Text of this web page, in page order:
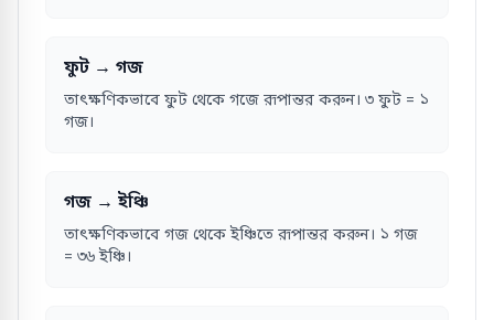
ফুট → গজ
তাৎক্ষণিকভাবে ফুট থেকে গজে রূপান্তর করুন। ৩ ফুট = ১
গজ।
গজ → ইঞ্চি
তাৎক্ষণিকভাবে গজ থেকে ইঞ্চিতে রূপান্তর করুন। ১ গজ
= ৩৬ ইঞ্চি।